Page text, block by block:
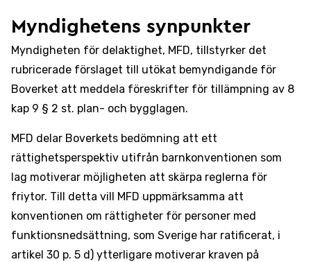
Myndighetens synpunkter
Myndigheten för delaktighet, MFD, tillstyrker det
rubricerade förslaget till utökat bemyndigande för
Boverket att meddela föreskrifter för tillämpning av 8
kap 9 § 2 st. plan- och bygglagen.
MFD delar Boverkets bedömning att ett
rättighetsperspektiv utifrån barnkonventionen som
lag motiverar möjligheten att skärpa reglerna för
friytor. Till detta vill MFD uppmärksamma att
konventionen om rättigheter för personer med
funktionsnedsättning, som Sverige har ratificerat, i
artikel 30 p. 5 d) ytterligare motiverar kraven på